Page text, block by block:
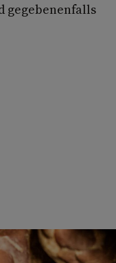
gegebenenfalls